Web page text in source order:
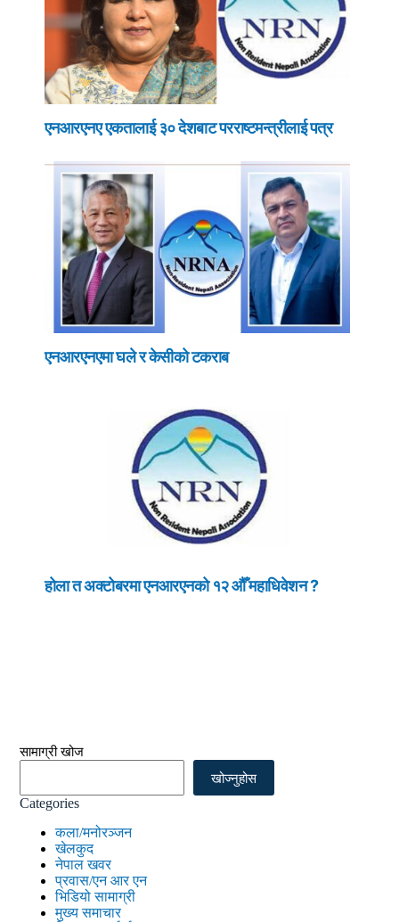
एनआरएनए एकतालाई ३० देशबाट परराष्टमन्त्रीलाई पत्र
एनआरएनएमा घले र केसीको टकराब
होला त अक्टोबरमा एनआरएनको १२ औँ महाधिवेशन ?
सामाग्री खोज
खोज्नुहोस
Categories
कला/मनोरञ्जन
खेलकुद
नेपाल खवर
प्रवास/एन आर एन
भिडियो सामाग्री
मुख्य समाचार